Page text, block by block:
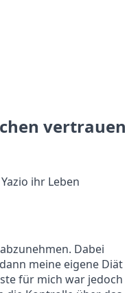
vertrauen
ihr Leben
Dabei
meine eigene Diät
für mich war jedoch